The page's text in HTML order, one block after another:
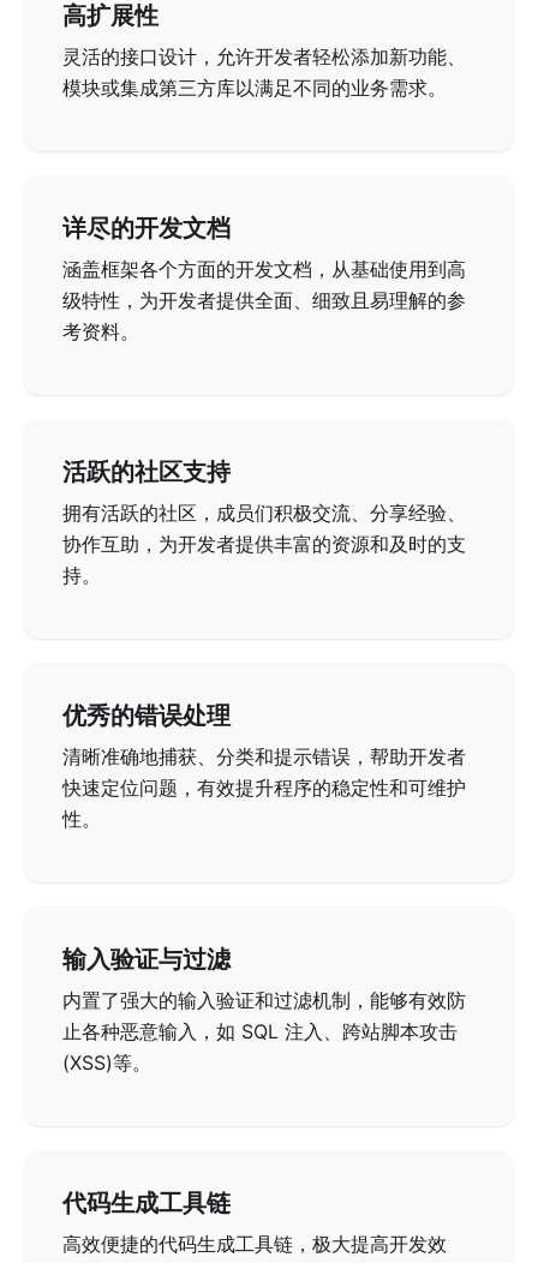
高扩展性
灵活的接口设计，允许开发者轻松添加新功能、
模块或集成第三方库以满足不同的业务需求。
详尽的开发文档
涵盖框架各个方面的开发文档，从基础使用到高
级特性，为开发者提供全面、细致且易理解的参
考资料。
活跃的社区支持
拥有活跃的社区，成员们积极交流、分享经验、
协作互助，为开发者提供丰富的资源和及时的支
持。
优秀的错误处理
清晰准确地捕获、分类和提示错误，帮助开发者
快速定位问题，有效提升程序的稳定性和可维护
性。
输入验证与过滤
内置了强大的输入验证和过滤机制，能够有效防
止各种恶意输入，如 SQL 注入、跨站脚本攻击
(XSS)等。
代码生成工具链
高效便捷的代码生成工具链，极大提高开发效